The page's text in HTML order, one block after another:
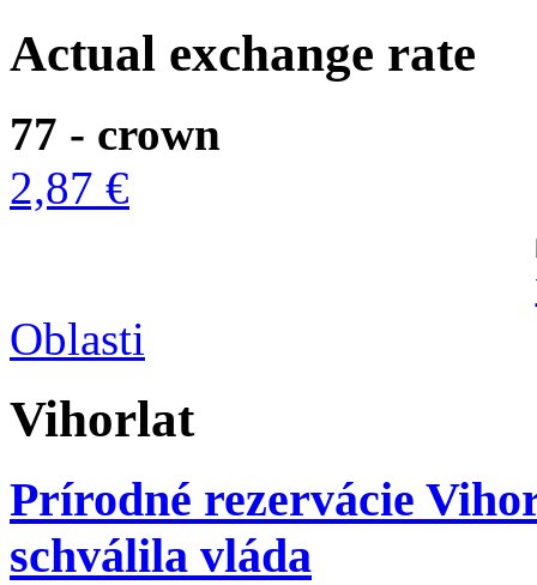
Actual exchange rate
77 - crown
2,87 €
Oblasti
Vihorlat
Prírodné rezervácie
schválila vláda